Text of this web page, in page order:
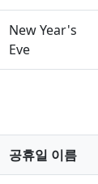
New Year's
Eve
공휴일 이름